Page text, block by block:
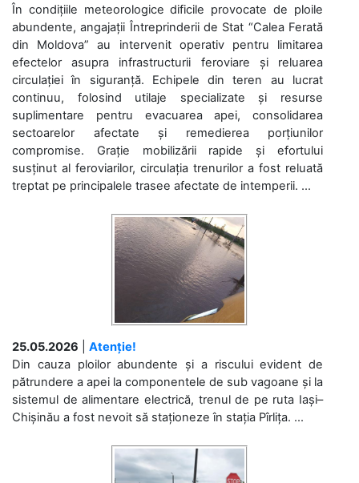
În condițiile meteorologice dificile provocate de ploile
abundente, angajații Întreprinderii de Stat “Calea Ferată
din Moldova” au intervenit operativ pentru limitarea
efectelor asupra infrastructurii feroviare și reluarea
circulației în siguranță. Echipele din teren au lucrat
continuu, folosind utilaje specializate și resurse
suplimentare pentru evacuarea apei, consolidarea
sectoarelor afectate și remedierea porțiunilor
compromise. Grație mobilizării rapide și efortului
susținut al feroviarilor, circulația trenurilor a fost reluată
treptat pe principalele trasee afectate de intemperii. ...
25.05.2026
Atenție!
Din cauza ploilor abundente și a riscului evident de
pătrundere a apei la componentele de sub vagoane și la
sistemul de alimentare electrică, trenul de pe ruta Iași–
Chișinău a fost nevoit să staționeze în stația Pîrlița. ...